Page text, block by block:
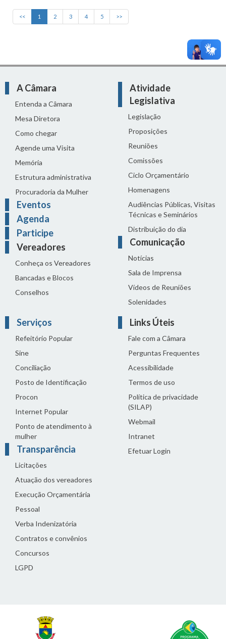
<< 1 2 3 4 5 >>
A Câmara
Entenda a Câmara
Mesa Diretora
Como chegar
Agende uma Visita
Memória
Estrutura administrativa
Procuradoria da Mulher
Eventos
Agenda
Participe
Vereadores
Conheça os Vereadores
Bancadas e Blocos
Conselhos
Atividade
Legislativa
Legislação
Proposições
Reuniões
Comissões
Ciclo Orçamentário
Homenagens
Audiências Públicas, Visitas
Técnicas e Seminários
Distribuição do dia
Comunicação
Notícias
Sala de Imprensa
Vídeos de Reuniões
Solenidades
Serviços
Refeitório Popular
Sine
Conciliação
Posto de Identificação
Procon
Internet Popular
Ponto de atendimento à
mulher
Transparência
Licitações
Atuação dos vereadores
Execução Orçamentária
Pessoal
Verba Indenizatória
Contratos e convênios
Concursos
LGPD
Links Úteis
Fale com a Câmara
Perguntas Frequentes
Acessibilidade
Termos de uso
Política de privacidade
(SILAP)
Webmail
Intranet
Efetuar Login